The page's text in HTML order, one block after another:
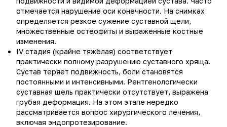
отмечается нарушение оси конечности. На снимках
определяется резкое сужение суставной щели,
множественные остеофиты и выраженные костные
изменения.
IV стадия (крайне тяжёлая) соответствует
практически полному разрушению суставного хряща.
Сустав теряет подвижность, боли становятся
постоянными и интенсивными. Рентгенологически
суставная щель практически отсутствует, выражена
грубая деформация. На этом этапе нередко
рассматривается вопрос хирургического лечения,
включая эндопротезирование.